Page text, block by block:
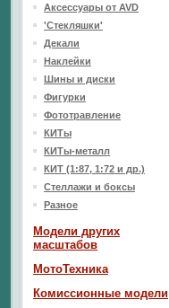
Аксессуары от AVD
'Стекляшки'
Декали
Наклейки
Шины и диски
Фигурки
Фототравление
КИТы
КИТы-металл
КИТ (1:87, 1:72 и др.)
Стеллажи и боксы
Разное
Модели других
масштабов
МотоТехника
Комиссионные модели